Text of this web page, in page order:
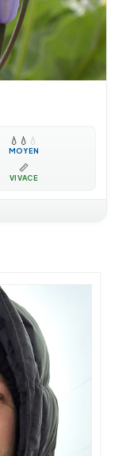
💧 💧 💧
MOYEN
📏
VIVACE